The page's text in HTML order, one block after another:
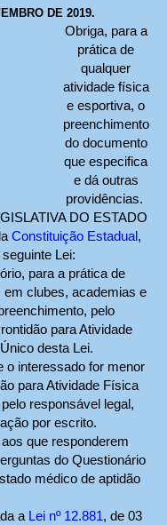
DE 2019.
Obriga, para a
prática de
qualquer
atividade física
e esportiva, o
preenchimento
do documento
que especifica
e dá outras
providências.
DO ESTADO
Constituição Estadual,
Lei:
para a prática de
clubes, academias e
pelo
para Atividade
desta Lei.
o interessado for menor
para Atividade Física
responsável legal,
por escrito.
que responderem
do Questionário
médico de aptidão
a Lei nº 12.881, de 03